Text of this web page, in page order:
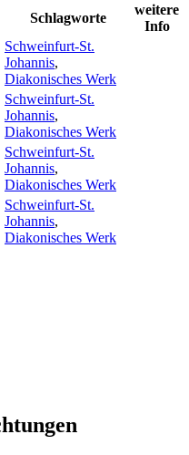
Schlagworte
weitere
Info
Schweinfurt-St.
Johannis,
Diakonisches Werk
Schweinfurt-St.
Johannis,
Diakonisches Werk
Schweinfurt-St.
Johannis,
Diakonisches Werk
Schweinfurt-St.
Johannis,
Diakonisches Werk